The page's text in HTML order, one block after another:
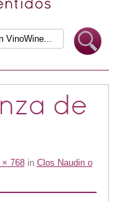
de
× 768in Clos Naudin o